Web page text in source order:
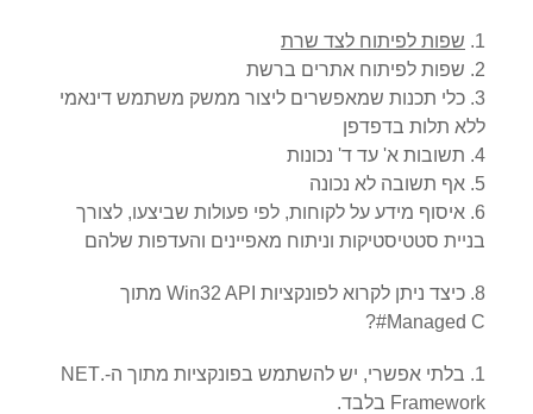
שפות לפיתוח לצד שרת
שפות לפיתוח אתרים ברשת
כלי תכנות שמאפשרים ליצור ממשק משתמש דינאמי
ללא תלות בדפדפן
תשובות א' עד ד' נכונות
אף תשובה לא נכונה
איסוף מידע על לקוחות, לפי פעולות שביצעו, לצורך
בניית סטטיסטיקות וניתוח מאפיינים והעדפות שלהם
8. כיצד ניתן לקרוא לפונקציות Win32 API מתוך
Managed C#?
בלתי אפשרי, יש להשתמש בפונקציות מתוך ה-.NET
Framework בלבד.